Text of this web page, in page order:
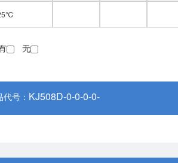
无
号： KJ508D-0-0-0-0-